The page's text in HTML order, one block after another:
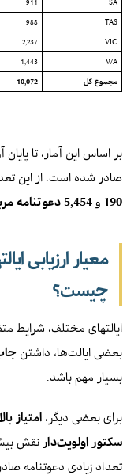
SA
911
TAS
988
VIC
2,237
WA
1,443
مجموع کل 10,072
بر اساس این آمار، تا پایان آوریل ۲۰۲۶
صادر شده است. از این
190 و 5,454 دعوتنامه مربوط به ویزای 491
معیار ارزیابی
چیست؟
ایالتهای مختلف، شرایط
بعضی ایالت‌ها، داشتن
بسیار مهم باشد.
برای بعضی دیگر، امتیاز
سکتور اولویت‌دار نقش
تعداد زیادی دعوتنامه